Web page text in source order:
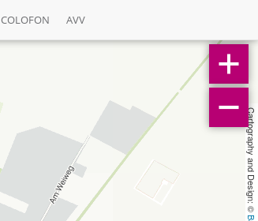
COLOFON AVV
Cartography and Design: ©